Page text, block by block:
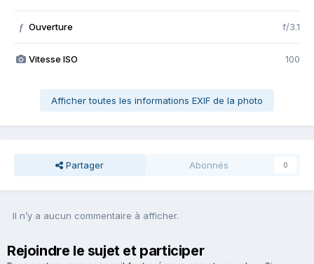
f Ouverture f/3.1
Vitesse ISO 100
Afficher toutes les informations EXIF de la photo
Partager Abonnés 0
Il n’y a aucun commentaire à afficher.
Rejoindre le sujet et participer